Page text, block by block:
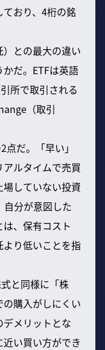
おり、4桁の銘
との最大の違い
だ。ETFは英語
所で取引される
（取引
だ。「早い」
ルタイムで売買
していない投資
分が意図した
、保有コスト
より低いことを指
と同様に「株
購入がしにくい
メリットとな
い買い方ができ